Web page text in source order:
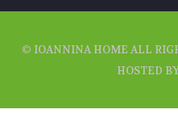
© IOANNINA HOME ALL
HOSTED